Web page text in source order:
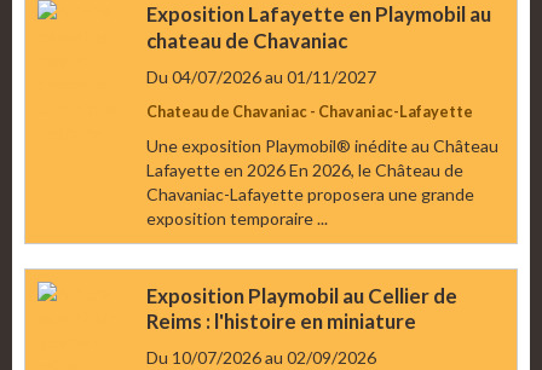
Exposition Lafayette en Playmobil au
chateau de Chavaniac
Du 04/07/2026au 01/11/2027
Chateau de Chavaniac - Chavaniac-Lafayette
Une exposition Playmobil® inédite au Château
Lafayette en 2026 En 2026, le Château de
Chavaniac-Lafayette proposera une grande
exposition temporaire ...
Exposition Playmobil au Cellier de
Reims : l'histoire en miniature
Du 10/07/2026au 02/09/2026